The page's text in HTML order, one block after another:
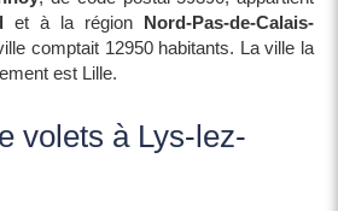
et à la région Nord-Pas-de-Calais-
comptait 12950 habitants. La ville la
est Lille.
volets à Lys-lez-